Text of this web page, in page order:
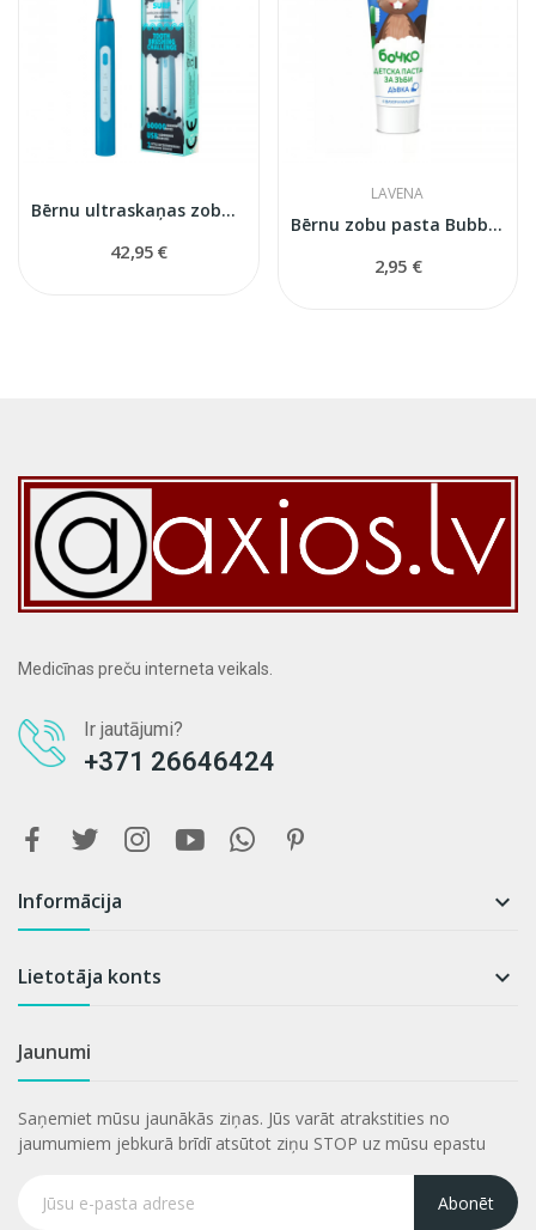
Bērnu ultraskaņas zobu birste Splash
42,95 €
LAVENA
Bērnu zobu pasta Bubble Gum 3+
2,95 €
Medicīnas preču interneta veikals.
Ir jautājumi?
+371 26646424
Informācija 
Lietotāja konts 
Jaunumi
Saņemiet mūsu jaunākās ziņas. Jūs varāt atrakstities no
jaumumiem jebkurā brīdī atsūtot ziņu STOP uz mūsu epastu
Abonēt